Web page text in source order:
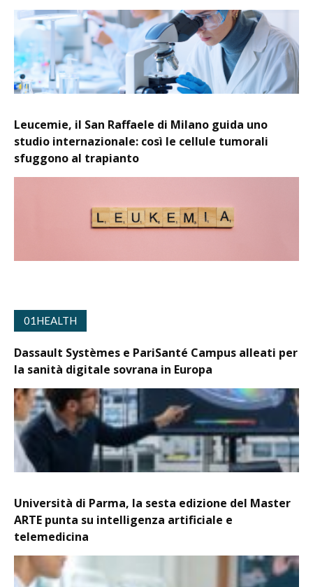
Leucemie, il San Raffaele di Milano guida uno
studio internazionale: così le cellule tumorali
sfuggono al trapianto
01HEALTH
Dassault Systèmes e PariSanté Campus alleati per
la sanità digitale sovrana in Europa
Università di Parma, la sesta edizione del Master
ARTE punta su intelligenza artificiale e
telemedicina